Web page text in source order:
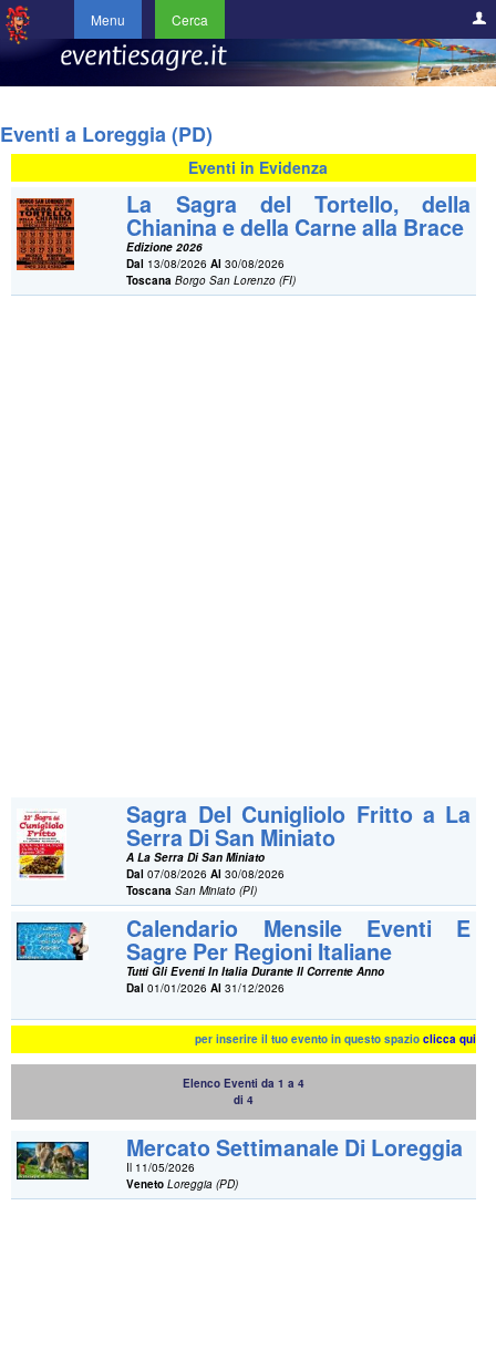
Menu Cerca
Eventi a Loreggia (PD)
Eventi in Evidenza
La Sagra del Tortello, della
Chianina e della Carne alla Brace
Edizione 2026
Dal 13/08/2026Al 30/08/2026
Toscana Borgo San Lorenzo (FI)
Sagra Del Cunigliolo Fritto a La
Serra Di San Miniato
A La Serra Di San Miniato
Dal 07/08/2026Al 30/08/2026
Toscana San Miniato (PI)
Calendario Mensile Eventi E
Sagre Per Regioni Italiane
Tutti Gli Eventi In Italia Durante Il Corrente Anno
Dal 01/01/2026Al 31/12/2026
per inserire il tuo evento in questo spazioclicca qui
Elenco Eventi da 1 a 4
di 4
Mercato Settimanale Di Loreggia
Il 11/05/2026
Veneto Loreggia (PD)